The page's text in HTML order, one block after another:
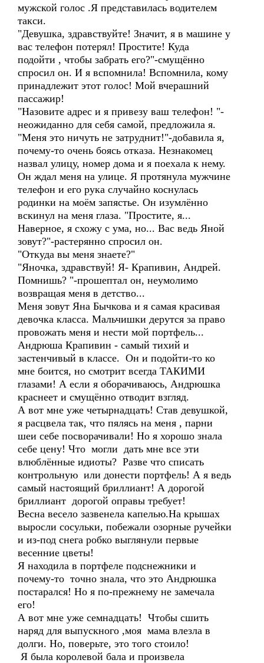
мужской голос .Я представилась водителем
такси.
"Девушка, здравствуйте! Значит, я в машине у
вас телефон потерял! Простите! Куда
подойти , чтобы забрать его?"-смущённо
спросил он. И я вспомнила! Вспомнила, кому
принадлежит этот голос! Мой вчерашний
пассажир!
"Назовите адрес и я привезу ваш телефон! "-
неожиданно для себя самой, предложила я.
"Меня это ничуть не затруднит!"-добавила я,
почему-то очень боясь отказа. Незнакомец
назвал улицу, номер дома и я поехала к нему.
Он ждал меня на улице. Я протянула мужчине
телефон и его рука случайно коснулась
родинки на моём запястье. Он изумлённо
вскинул на меня глаза. "Простите, я...
Наверное, я схожу с ума, но... Вас ведь Яной
зовут?"-растерянно спросил он.
"Откуда вы меня знаете?"
"Яночка, здравствуй! Я- Крапивин, Андрей.
Помнишь? "-прошептал он, неумолимо
возвращая меня в детство...
Меня зовут Яна Бычкова и я самая красивая
девочка класса. Мальчишки дерутся за право
провожать меня и нести мой портфель...
Андрюша Крапивин - самый тихий и
застенчивый в классе. Он и подойти-то ко
мне боится, но смотрит всегда ТАКИМИ
глазами! А если я оборачиваюсь, Андрюшка
краснеет и смущённо отводит взгляд.
А вот мне уже четырнадцать! Став девушкой,
я расцвела так, что пялясь на меня , парни
шеи себе посворачивали! Но я хорошо знала
себе цену! Что могли дать мне все эти
влюблённые идиоты? Разве что списать
контрольную или донести портфель! А я ведь
самый настоящий бриллиант! А дорогой
бриллиант дорогой оправы требует!
Весна весело зазвенела капелью.На крышах
выросли сосульки, побежали озорные ручейки
и из-под снега робко выглянули первые
весенние цветы!
Я находила в портфеле подснежники и
почему-то точно знала, что это Андрюшка
постарался! Но я по-прежнему не замечала
его!
А вот мне уже семнадцать! Чтобы сшить
наряд для выпускного ,моя мама влезла в
долги. Но, поверьте, это того стоило!
Я была королевой бала и произвела